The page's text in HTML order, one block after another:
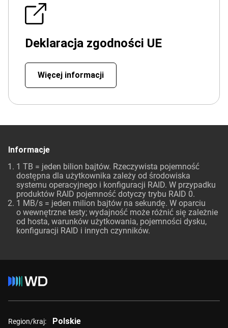
Deklaracja zgodności UE
Więcej informacji
Informacje
1 TB = jeden bilion bajtów. Rzeczywista pojemność
dostępna dla użytkownika zależy od środowiska
systemu operacyjnego i konfiguracji RAID. W przypadku
produktów RAID pojemność dotyczy trybu RAID 0.
1 MB/s = jeden milion bajtów na sekundę. W oparciu
o wewnętrzne testy; wydajność może różnić się zależnie
od hosta, warunków użytkowania, pojemności dysku,
konfiguracji RAID i innych czynników.
Region/kraj: Polskie